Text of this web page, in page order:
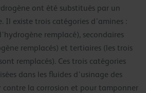
ont été substitués par un
Il existe trois catégories d’amines :
remplacé), secondaires
remplacés) et tertiaires (les trois
remplacés). Ces trois catégories
dans les fluides d’usinage des
contre la corrosion et pour tamponner